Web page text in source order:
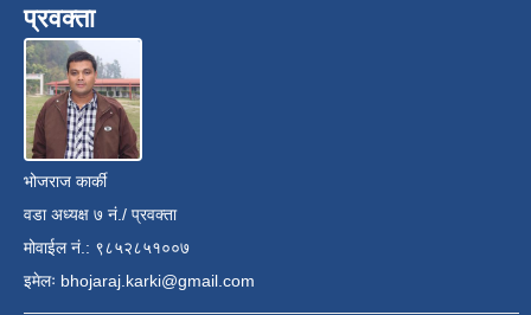
प्रवक्ता
भोजराज कार्की
वडा अध्यक्ष ७ नं./ प्रवक्ता
मोवाईल नं.: ९८५२८५१००७
इमेलः bhojaraj.karki@gmail.com